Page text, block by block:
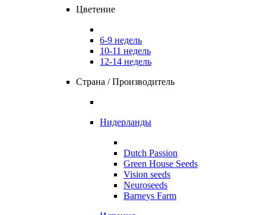
Цветение
6-9 недель
10-11 недель
12-14 недель
Страна / Производитель
Нидерланды
Dutch Passion
Green House Seeds
Vision seeds
Neuroseeds
Barneys Farm